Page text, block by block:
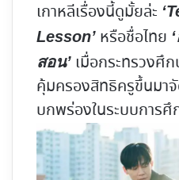
เกาหลีเรื่องนี้ดูมั้ยล่ะ
Lesson’ หรือชื่อไทย
สอน’ เมื่อกระทรวงศึ
คุ้มครองสิทธิครูขึ้นมา
บกพร่องในระบบการศึ